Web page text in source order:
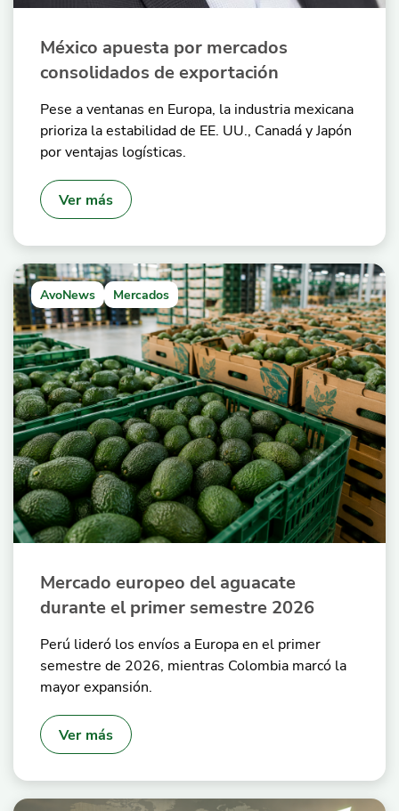
México apuesta por mercados
consolidados de exportación
Pese a ventanas en Europa, la industria mexicana
prioriza la estabilidad de EE. UU., Canadá y Japón
por ventajas logísticas.
Ver más
AvoNews Mercados
Mercado europeo del aguacate
durante el primer semestre 2026
Perú lideró los envíos a Europa en el primer
semestre de 2026, mientras Colombia marcó la
mayor expansión.
Ver más